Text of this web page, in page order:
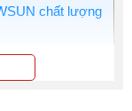
chất lượng
thủ công không